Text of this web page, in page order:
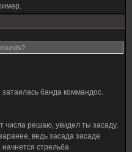
банда коммандос.
числа решаю, увидел ты засаду,
ведь засада засаде
начнется стрельба